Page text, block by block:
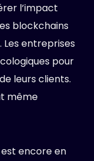
l’impact
blockchains
Les entreprises
pour
leurs clients.
même
encore en